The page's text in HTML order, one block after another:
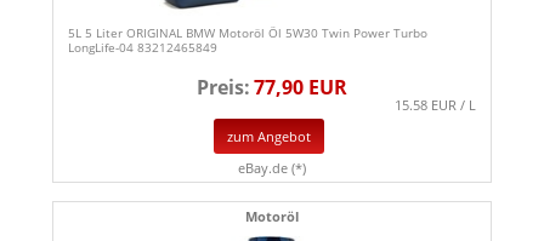
5L 5 Liter ORIGINAL BMW Motoröl Öl 5W30 Twin Power Turbo
LongLife-04 83212465849
Preis:77,90 EUR
15.58 EUR / L
zum Angebot
eBay.de (*)
Motoröl